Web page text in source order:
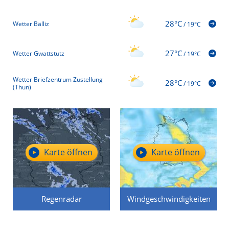
Wetter Bälliz 28°C/19°C
Wetter Gwattstutz 27°C/19°C
Wetter Briefzentrum Zustellung
(Thun)
28°C/19°C
Regenradar
Karte öffnen
Windgeschwindigkeiten
Karte öffnen